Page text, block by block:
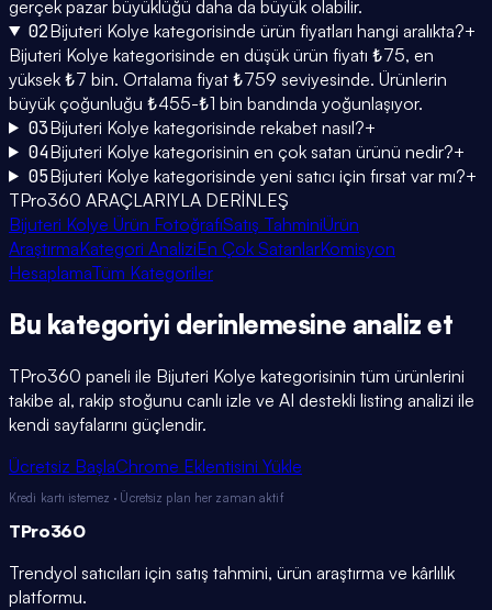
gerçek pazar büyüklüğü daha da büyük olabilir.
02Bijuteri Kolye kategorisinde ürün fiyatları hangi aralıkta?+
Bijuteri Kolye kategorisinde en düşük ürün fiyatı ₺75, en
yüksek ₺7 bin. Ortalama fiyat ₺759 seviyesinde. Ürünlerin
büyük çoğunluğu ₺455-₺1 bin bandında yoğunlaşıyor.
03Bijuteri Kolye kategorisinde rekabet nasıl?+
04Bijuteri Kolye kategorisinin en çok satan ürünü nedir?+
05Bijuteri Kolye kategorisinde yeni satıcı için fırsat var mı?+
TPro360 ARAÇLARIYLA DERİNLEŞ
Bijuteri Kolye Ürün FotoğrafıSatış TahminiÜrün
AraştırmaKategori AnaliziEn Çok SatanlarKomisyon
HesaplamaTüm Kategoriler
Bu kategoriyi derinlemesine analiz et
TPro360 paneli ile Bijuteri Kolye kategorisinin tüm ürünlerini
takibe al, rakip stoğunu canlı izle ve AI destekli listing analizi ile
kendi sayfalarını güçlendir.
Ücretsiz BaşlaChrome Eklentisini Yükle
Kredi kartı istemez · Ücretsiz plan her zaman aktif
TPro360
Trendyol satıcıları için satış tahmini, ürün araştırma ve kârlılık
platformu.